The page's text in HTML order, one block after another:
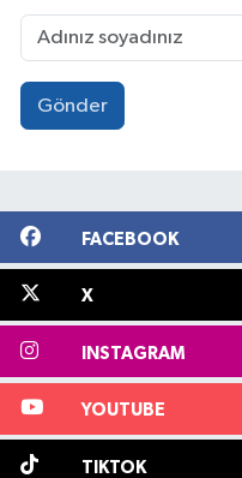
Gönder
FACEBOOK
X
INSTAGRAM
YOUTUBE
TIKTOK